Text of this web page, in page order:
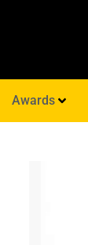
Awards